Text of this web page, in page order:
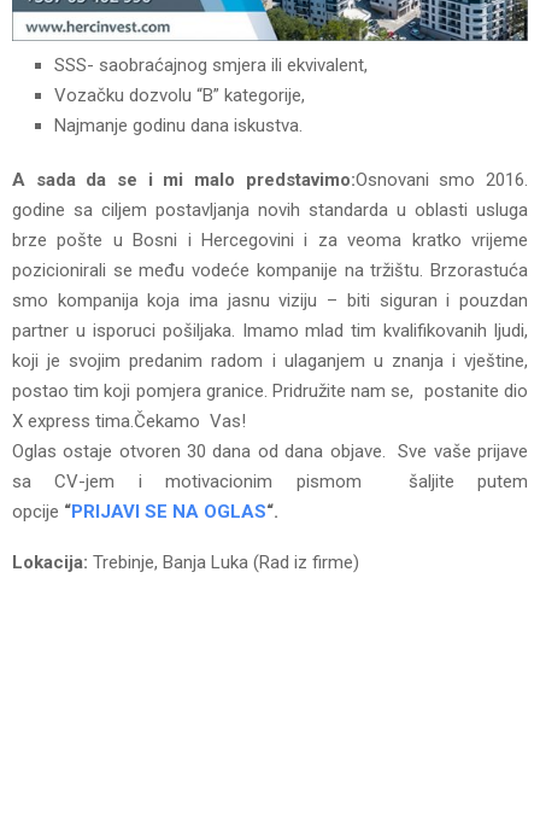
SSS- saobraćajnog smjera ili ekvivalent,
Vozačku dozvolu “B” kategorije,
Najmanje godinu dana iskustva.
A sada da se i mi malo predstavimo:Osnovani smo 2016.
godine sa ciljem postavljanja novih standarda u oblasti usluga
brze pošte u Bosni i Hercegovini i za veoma kratko vrijeme
pozicionirali se među vodeće kompanije na tržištu. Brzorastuća
smo kompanija koja ima jasnu viziju – biti siguran i pouzdan
partner u isporuci pošiljaka. Imamo mlad tim kvalifikovanih ljudi,
koji je svojim predanim radom i ulaganjem u znanja i vještine,
postao tim koji pomjera granice. Pridružite nam se, postanite dio
X express tima.Čekamo Vas!
Oglas ostaje otvoren 30 dana od dana objave. Sve vaše prijave
sa CV-jem i motivacionim pismom šaljite putem
opcije “PRIJAVI SE NA OGLAS“.
Lokacija: Trebinje, Banja Luka (Rad iz firme)